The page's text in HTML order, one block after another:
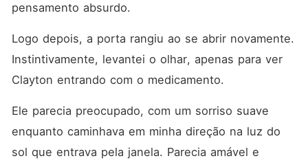
pensamento absurdo.
Logo depois, a porta rangiu ao se abrir novamente.
Instintivamente, levantei o olhar, apenas para ver
Clayton entrando com o medicamento.
Ele parecia preocupado, com um sorriso suave
enquanto caminhava em minha direção na luz do
sol que entrava pela janela. Parecia amável e